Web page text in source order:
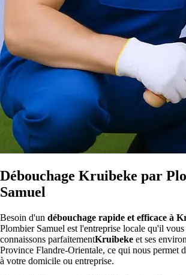
Débouchage Kruibeke par
Samuel
Besoin d'un débouchage rapide et efficace à
Plombier Samuel est l'entreprise locale qu'il
connaissons parfaitementKruibeke et ses
Province Flandre-Orientale, ce qui nous permet
à votre domicile ou entreprise.